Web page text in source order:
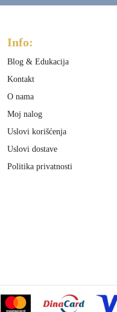
Info:
Blog & Edukacija
Kontakt
O nama
Moj nalog
Uslovi korišćenja
Uslovi dostave
Politika privatnosti